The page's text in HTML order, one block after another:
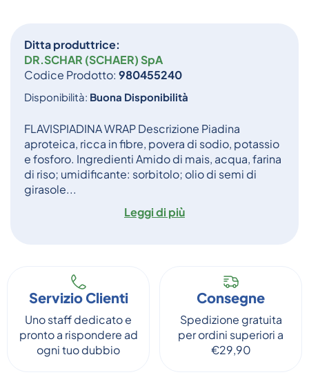
Ditta produttrice:
DR.SCHAR (SCHAER) SpA
Codice Prodotto: 980455240
Disponibilità: Buona Disponibilità
FLAVISPIADINA WRAP Descrizione Piadina
aproteica, ricca in fibre, povera di sodio, potassio
e fosforo. Ingredienti Amido di mais, acqua, farina
di riso; umidificante: sorbitolo; olio di semi di
girasole...
Leggi di più
Servizio Clienti
Uno staff dedicato e
pronto a rispondere ad
ogni tuo dubbio
Consegne
Spedizione gratuita
per ordini superiori a
€29,90